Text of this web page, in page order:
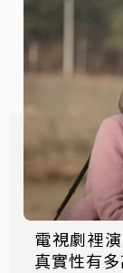
電視劇裡
真實性有